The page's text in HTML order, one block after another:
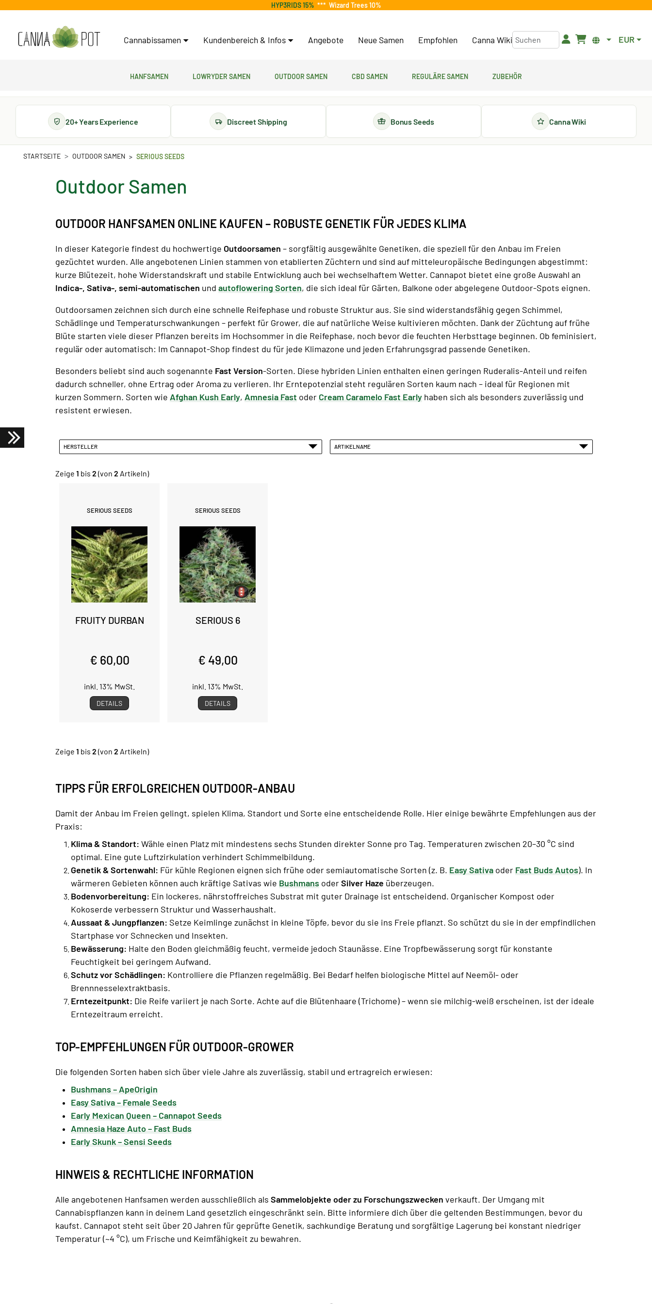
HYP3RIDS 15% *** Wizard Trees 10%
Cannabissamen Kundenbereich & Infos Angebote Neue Samen Empfohlen Canna Wiki EUR
Hanfsamen Lowryder Samen Outdoor Samen CBD Samen Reguläre Samen Zubehör
20+ Years Experience Discreet Shipping Bonus Seeds Canna Wiki
STARTSEITE OUTDOOR SAMEN SERIOUS SEEDS
Outdoor Samen
OUTDOOR HANFSAMEN ONLINE KAUFEN – ROBUSTE GENETIK FÜR JEDES KLIMA
In dieser Kategorie findest du hochwertige Outdoorsamen – sorgfältig ausgewählte Genetiken, die speziell für den Anbau im Freien
gezüchtet wurden. Alle angebotenen Linien stammen von etablierten Züchtern und sind auf mitteleuropäische Bedingungen abgestimmt:
kurze Blütezeit, hohe Widerstandskraft und stabile Entwicklung auch bei wechselhaftem Wetter. Cannapot bietet eine große Auswahl an
Indica-, Sativa-, semi-automatischen und autoflowering Sorten, die sich ideal für Gärten, Balkone oder abgelegene Outdoor-Spots eignen.
Outdoorsamen zeichnen sich durch eine schnelle Reifephase und robuste Struktur aus. Sie sind widerstandsfähig gegen Schimmel,
Schädlinge und Temperaturschwankungen – perfekt für Grower, die auf natürliche Weise kultivieren möchten. Dank der Züchtung auf frühe
Blüte starten viele dieser Pflanzen bereits im Hochsommer in die Reifephase, noch bevor die feuchten Herbsttage beginnen. Ob feminisiert,
regulär oder automatisch: Im Cannapot-Shop findest du für jede Klimazone und jeden Erfahrungsgrad passende Genetiken.
Besonders beliebt sind auch sogenannte Fast Version-Sorten. Diese hybriden Linien enthalten einen geringen Ruderalis-Anteil und reifen
dadurch schneller, ohne Ertrag oder Aroma zu verlieren. Ihr Erntepotenzial steht regulären Sorten kaum nach – ideal für Regionen mit
kurzen Sommern. Sorten wie Afghan Kush Early, Amnesia Fast oder Cream Caramelo Fast Early haben sich als besonders zuverlässig und
resistent erwiesen.
HERSTELLER ARTIKELNAME
Zeige 1 bis 2 (von 2 Artikeln)
SERIOUS SEEDS
FRUITY DURBAN
€ 60,00
inkl. 13% MwSt.
DETAILS
SERIOUS SEEDS
SERIOUS 6
€ 49,00
inkl. 13% MwSt.
DETAILS
Zeige 1 bis 2 (von 2 Artikeln)
TIPPS FÜR ERFOLGREICHEN OUTDOOR-ANBAU
Damit der Anbau im Freien gelingt, spielen Klima, Standort und Sorte eine entscheidende Rolle. Hier einige bewährte Empfehlungen aus der
Praxis:
Klima & Standort: Wähle einen Platz mit mindestens sechs Stunden direkter Sonne pro Tag. Temperaturen zwischen 20–30 °C sind
optimal. Eine gute Luftzirkulation verhindert Schimmelbildung.
Genetik & Sortenwahl: Für kühle Regionen eignen sich frühe oder semiautomatische Sorten (z. B. Easy Sativa oder Fast Buds Autos). In
wärmeren Gebieten können auch kräftige Sativas wie Bushmans oderSilver Haze überzeugen.
Bodenvorbereitung: Ein lockeres, nährstoffreiches Substrat mit guter Drainage ist entscheidend. Organischer Kompost oder
Kokoserde verbessern Struktur und Wasserhaushalt.
Aussaat & Jungpflanzen: Setze Keimlinge zunächst in kleine Töpfe, bevor du sie ins Freie pflanzt. So schützt du sie in der empfindlichen
Startphase vor Schnecken und Insekten.
Bewässerung: Halte den Boden gleichmäßig feucht, vermeide jedoch Staunässe. Eine Tropfbewässerung sorgt für konstante
Feuchtigkeit bei geringem Aufwand.
Schutz vor Schädlingen: Kontrolliere die Pflanzen regelmäßig. Bei Bedarf helfen biologische Mittel auf Neemöl- oder
Brennnesselextraktbasis.
Erntezeitpunkt: Die Reife variiert je nach Sorte. Achte auf die Blütenhaare (Trichome) – wenn sie milchig-weiß erscheinen, ist der ideale
Erntezeitraum erreicht.
TOP-EMPFEHLUNGEN FÜR OUTDOOR-GROWER
Die folgenden Sorten haben sich über viele Jahre als zuverlässig, stabil und ertragreich erwiesen:
Bushmans – ApeOrigin
Easy Sativa – Female Seeds
Early Mexican Queen – Cannapot Seeds
Amnesia Haze Auto – Fast Buds
Early Skunk – Sensi Seeds
HINWEIS & RECHTLICHE INFORMATION
Alle angebotenen Hanfsamen werden ausschließlich als Sammelobjekte oder zu Forschungszwecken verkauft. Der Umgang mit
Cannabispflanzen kann in deinem Land gesetzlich eingeschränkt sein. Bitte informiere dich über die geltenden Bestimmungen, bevor du
kaufst. Cannapot steht seit über 20 Jahren für geprüfte Genetik, sachkundige Beratung und sorgfältige Lagerung bei konstant niedriger
Temperatur (~4 °C), um Frische und Keimfähigkeit zu bewahren.